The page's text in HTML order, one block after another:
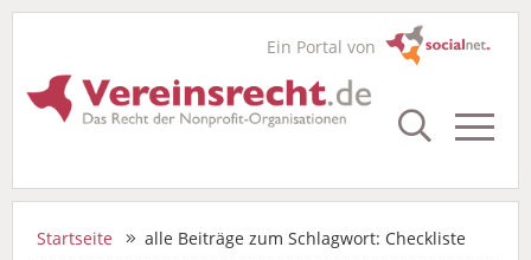
Ein Portal von
Startseite alle Beiträge zum Schlagwort: Checkliste